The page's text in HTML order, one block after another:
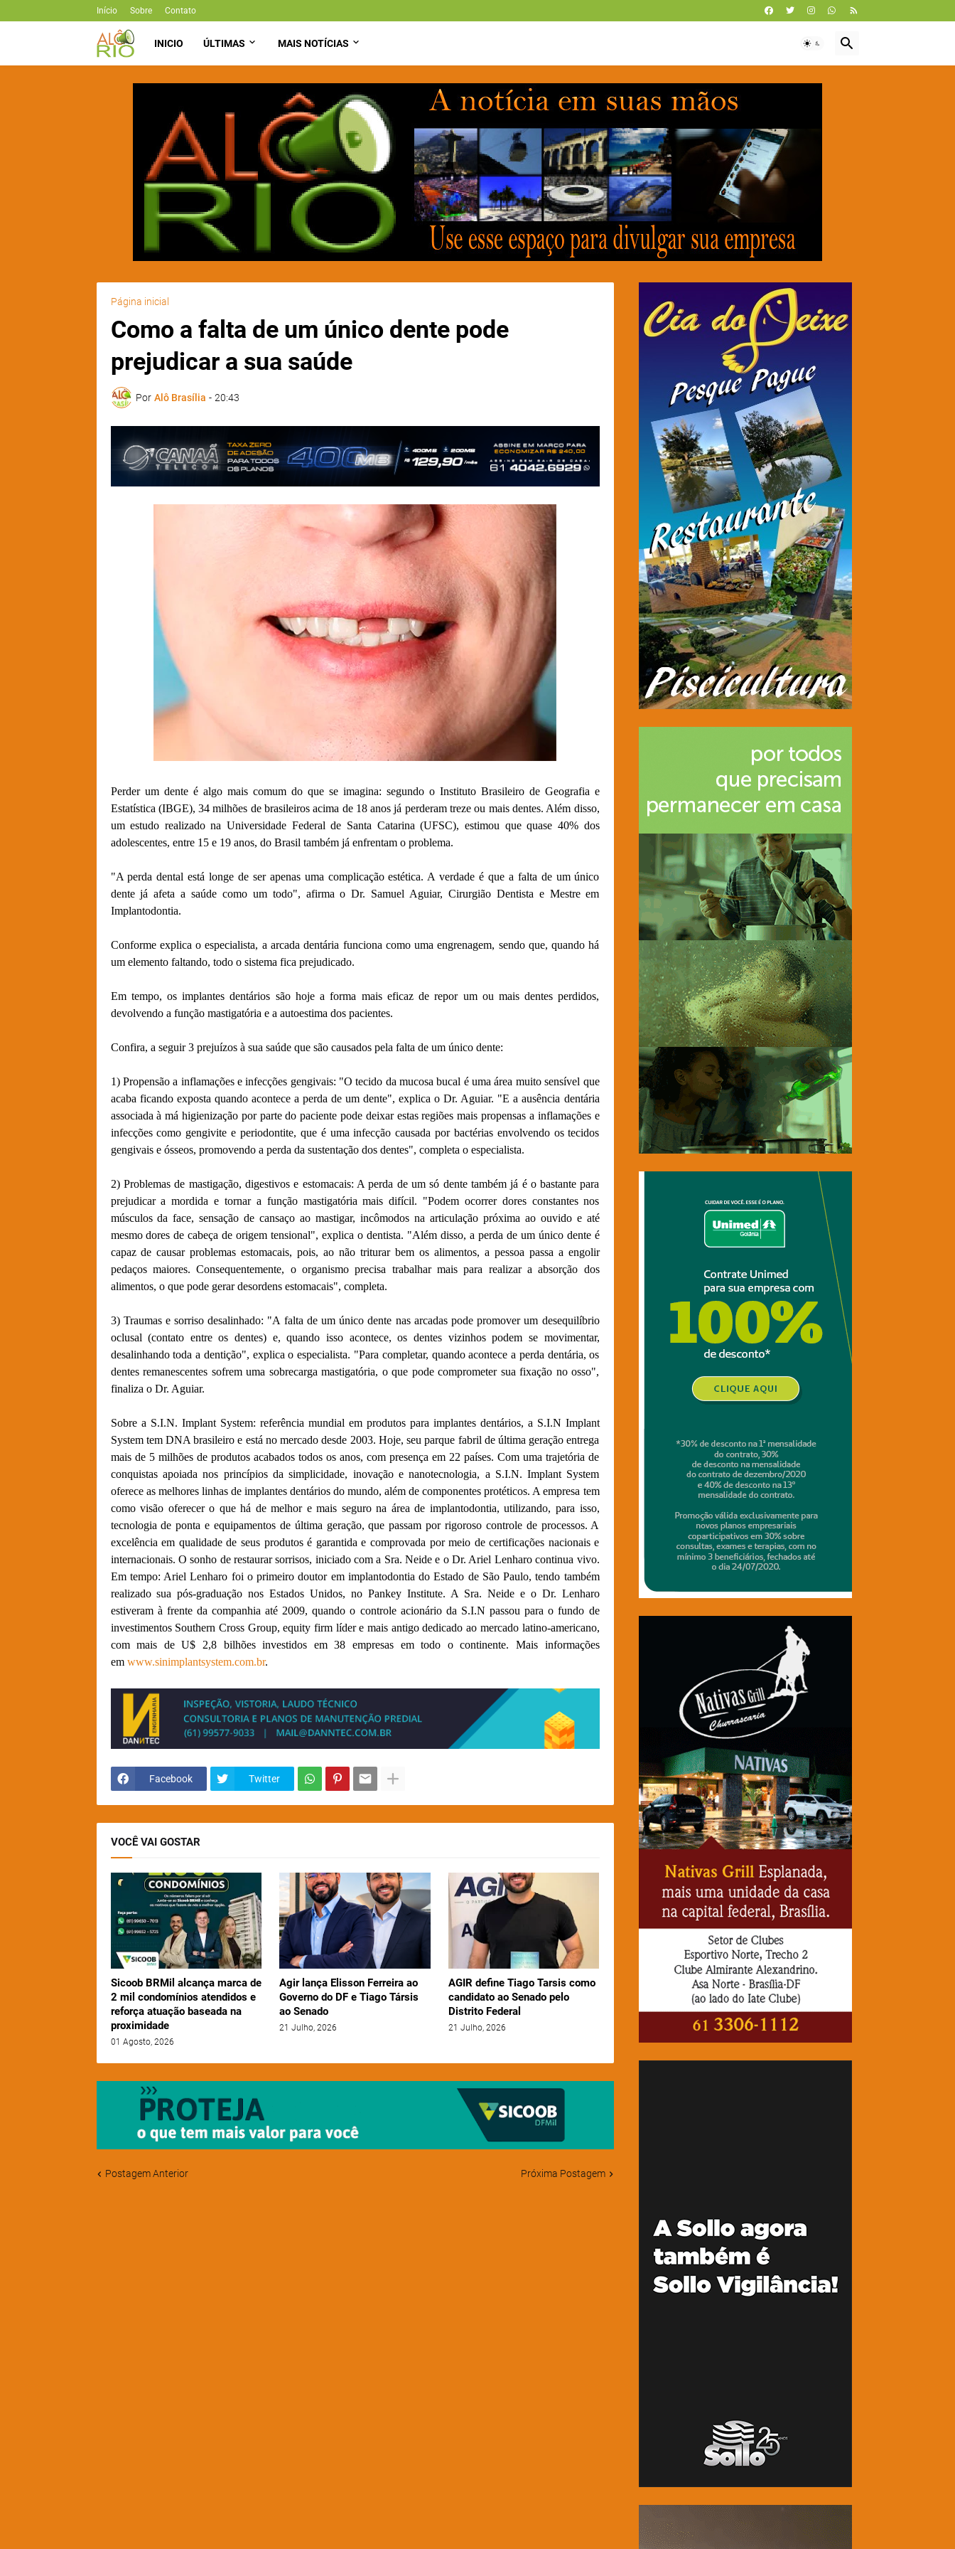
Início Sobre Contato
INICIO ÚLTIMAS MAIS NOTÍCIAS
Página inicial
Como a falta de um único dente pode
prejudicar a sua saúde
Por Alô Brasília - 20:43
Perder um dente é algo mais comum do que se imagina: segundo o Instituto Brasileiro de Geografia e
Estatística (IBGE), 34 milhões de brasileiros acima de 18 anos já perderam treze ou mais dentes. Além disso,
um estudo realizado na Universidade Federal de Santa Catarina (UFSC), estimou que quase 40% dos
adolescentes, entre 15 e 19 anos, do Brasil também já enfrentam o problema.
"A perda dental está longe de ser apenas uma complicação estética. A verdade é que a falta de um único
dente já afeta a saúde como um todo", afirma o Dr. Samuel Aguiar, Cirurgião Dentista e Mestre em
Implantodontia.
Conforme explica o especialista, a arcada dentária funciona como uma engrenagem, sendo que, quando há
um elemento faltando, todo o sistema fica prejudicado.
Em tempo, os implantes dentários são hoje a forma mais eficaz de repor um ou mais dentes perdidos,
devolvendo a função mastigatória e a autoestima dos pacientes.
Confira, a seguir 3 prejuízos à sua saúde que são causados pela falta de um único dente:
1) Propensão a inflamações e infecções gengivais: "O tecido da mucosa bucal é uma área muito sensível que
acaba ficando exposta quando acontece a perda de um dente", explica o Dr. Aguiar. "E a ausência dentária
associada à má higienização por parte do paciente pode deixar estas regiões mais propensas a inflamações e
infecções como gengivite e periodontite, que é uma infecção causada por bactérias envolvendo os tecidos
gengivais e ósseos, promovendo a perda da sustentação dos dentes", completa o especialista.
2) Problemas de mastigação, digestivos e estomacais: A perda de um só dente também já é o bastante para
prejudicar a mordida e tornar a função mastigatória mais difícil. "Podem ocorrer dores constantes nos
músculos da face, sensação de cansaço ao mastigar, incômodos na articulação próxima ao ouvido e até
mesmo dores de cabeça de origem tensional", explica o dentista. "Além disso, a perda de um único dente é
capaz de causar problemas estomacais, pois, ao não triturar bem os alimentos, a pessoa passa a engolir
pedaços maiores. Consequentemente, o organismo precisa trabalhar mais para realizar a absorção dos
alimentos, o que pode gerar desordens estomacais", completa.
3) Traumas e sorriso desalinhado: "A falta de um único dente nas arcadas pode promover um desequilíbrio
oclusal (contato entre os dentes) e, quando isso acontece, os dentes vizinhos podem se movimentar,
desalinhando toda a dentição", explica o especialista. "Para completar, quando acontece a perda dentária, os
dentes remanescentes sofrem uma sobrecarga mastigatória, o que pode comprometer sua fixação no osso",
finaliza o Dr. Aguiar.
Sobre a S.I.N. Implant System: referência mundial em produtos para implantes dentários, a S.I.N Implant
System tem DNA brasileiro e está no mercado desde 2003. Hoje, seu parque fabril de última geração entrega
mais de 5 milhões de produtos acabados todos os anos, com presença em 22 países. Com uma trajetória de
conquistas apoiada nos princípios da simplicidade, inovação e nanotecnologia, a S.I.N. Implant System
oferece as melhores linhas de implantes dentários do mundo, além de componentes protéticos. A empresa tem
como visão oferecer o que há de melhor e mais seguro na área de implantodontia, utilizando, para isso,
tecnologia de ponta e equipamentos de última geração, que passam por rigoroso controle de processos. A
excelência em qualidade de seus produtos é garantida e comprovada por meio de certificações nacionais e
internacionais. O sonho de restaurar sorrisos, iniciado com a Sra. Neide e o Dr. Ariel Lenharo continua vivo.
Em tempo: Ariel Lenharo foi o primeiro doutor em implantodontia do Estado de São Paulo, tendo também
realizado sua pós-graduação nos Estados Unidos, no Pankey Institute. A Sra. Neide e o Dr. Lenharo
estiveram à frente da companhia até 2009, quando o controle acionário da S.I.N passou para o fundo de
investimentos Southern Cross Group, equity firm líder e mais antigo dedicado ao mercado latino-americano,
com mais de U$ 2,8 bilhões investidos em 38 empresas em todo o continente. Mais informações
em www.sinimplantsystem.com.br.
Facebook Twitter
VOCÊ VAI GOSTAR
Sicoob BRMil alcança marca de
2 mil condomínios atendidos e
reforça atuação baseada na
proximidade
01 Agosto, 2026
Agir lança Elisson Ferreira ao
Governo do DF e Tiago Társis
ao Senado
21 Julho, 2026
AGIR define Tiago Tarsis como
candidato ao Senado pelo
Distrito Federal
21 Julho, 2026
Postagem Anterior Próxima Postagem